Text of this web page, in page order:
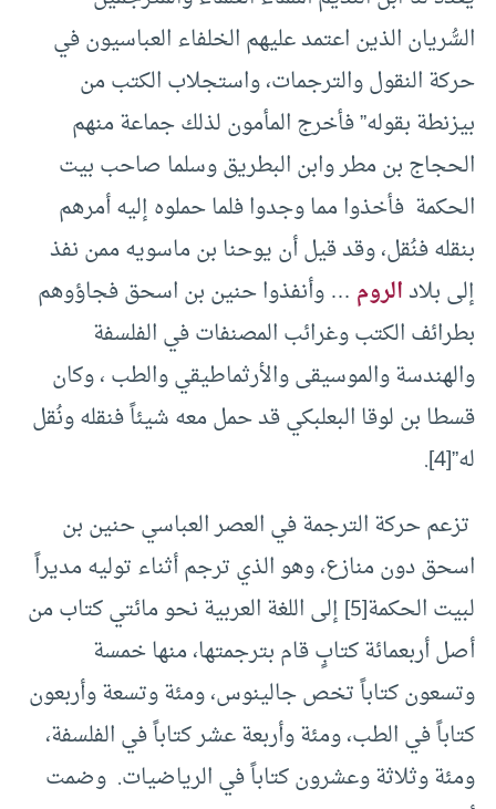
السُّريان الذين اعتمد عليهم الخلفاء العباسيون في
حركة النقول والترجمات، واستجلاب الكتب من
بيزنطة بقوله” فأخرج المأمون لذلك جماعة منهم
الحجاج بن مطر وابن البطريق وسلما صاحب بيت
الحكمة فأخذوا مما وجدوا فلما حملوه إليه أمرهم
بنقله فنُقل، وقد قيل أن يوحنا بن ماسويه ممن نفذ
إلى بلادالروم … وأنفذوا حنين بن اسحق فجاؤوهم
بطرائف الكتب وغرائب المصنفات في الفلسفة
والهندسة والموسيقى والأرثماطيقي والطب ، وكان
قسطا بن لوقا البعلبكي قد حمل معه شيئاً فنقله ونُقل
له”[4]
.
تزعم حركة الترجمة في العصر العباسي حنين بن
اسحق دون منازع، وهو الذي ترجم أثناء توليه مديراً
لبيت الحكمة[5]
إلى اللغة العربية نحو مائتي كتاب من
أصل أربعمائة كتابٍ قام بترجمتها، منها خمسة
وتسعون كتاباً تخص جالينوس، ومئة وتسعة وأربعون
كتاباً في الطب، ومئة وأربعة عشر كتاباً في الفلسفة،
ومئة وثلاثة وعشرون كتاباً في الرياضيات. وضمت